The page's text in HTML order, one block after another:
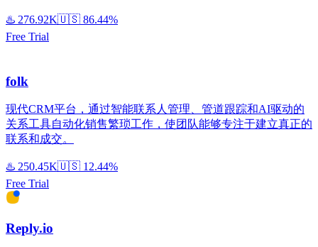
♨️ 276.92K🇺🇸 86.44%
Free Trial
folk
现代CRM平台，通过智能联系人管理、管道跟踪和AI驱动的
关系工具自动化销售繁琐工作，使团队能够专注于建立真正的
联系和成交。
♨️ 250.45K🇺🇸 12.44%
Free Trial
Reply.io